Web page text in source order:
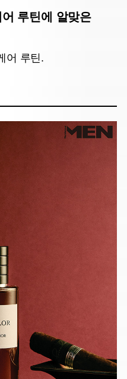
어 루틴에 알맞은
어 루틴.